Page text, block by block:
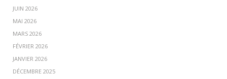
JUIN 2026
MAI 2026
MARS 2026
FÉVRIER 2026
JANVIER 2026
DÉCEMBRE 2025